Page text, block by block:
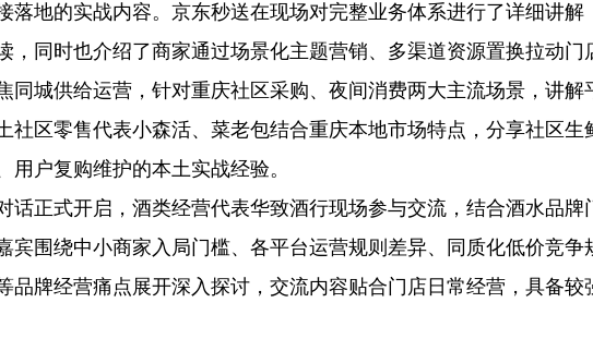
落地的实战内容。京东秒送在现场对完整业务体系进行了详细讲解
，同时也介绍了商家通过场景化主题营销、多渠道资源置换拉动门
同城供给运营，针对重庆社区采购、夜间消费两大主流场景，讲解
社区零售代表小森活、菜老包结合重庆本地市场特点，分享社区生
户复购维护的本土实战经验。
话正式开启，酒类经营代表华致酒行现场参与交流，结合酒水品牌
宾围绕中小商家入局门槛、各平台运营规则差异、同质化低价竞争
品牌经营痛点展开深入探讨，交流内容贴合门店日常经营，具备较